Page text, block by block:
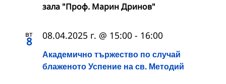
зала "Проф. Марин Дринов"
вт
8
Академично тържество по случай
блаженото Успение на св. Методий
08.04.2025 г. @ 15:00 - 16:00